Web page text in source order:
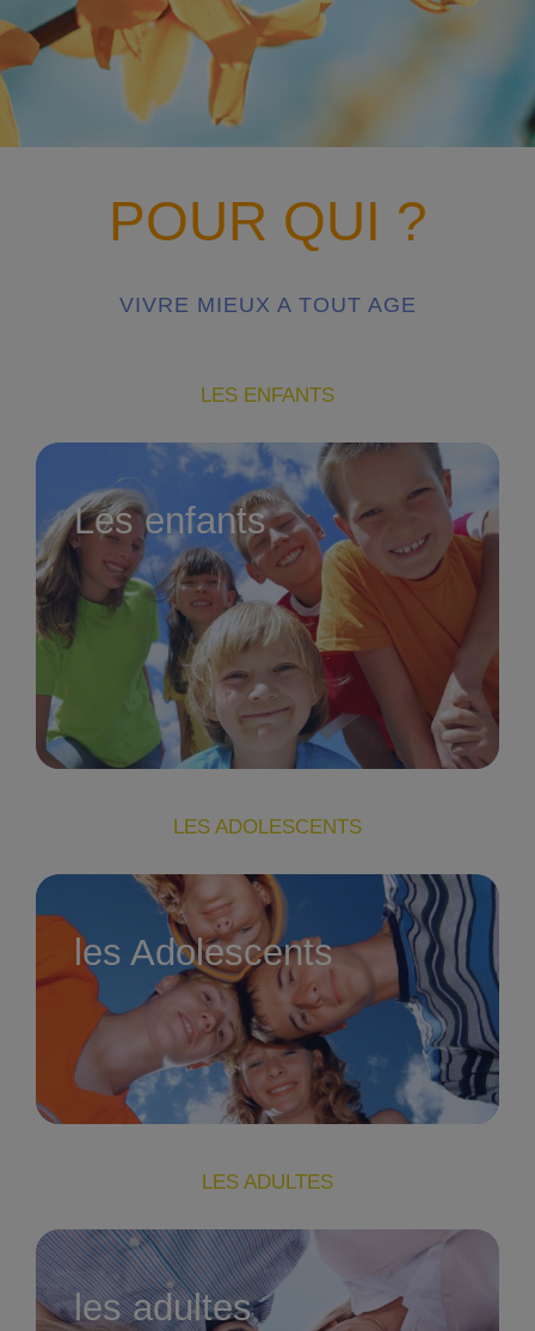
POUR QUI ?
VIVRE MIEUX A TOUT AGE
LES ENFANTS
Les enfants
LES ADOLESCENTS
les Adolescents
LES ADULTES
les adultes